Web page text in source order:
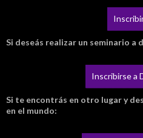
Si deseás realizar un seminario a
Inscribirse a
Si te encontrás en otro lugar y
en el mundo: